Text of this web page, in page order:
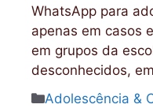
WhatsApp para
apenas em casos
em grupos da
desconhecidos,
Categorias
Adolescência &